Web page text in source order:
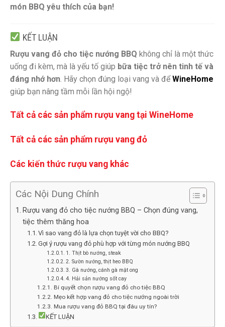
món BBQ yêu thích của bạn!
KẾT LUẬN
Rượu vang đỏ cho tiệc nướng BBQ không chỉ là một thức
uống đi kèm, mà là yếu tố giúp bữa tiệc trở nên tinh tế và
đáng nhớ hơn . Hãy chọn đúng loại vang và đểWineHome
giúp bạn nâng tầm mỗi lần hội ngộ!
Tất cả các sản phẩm rượu vang tại WineHome
Tất cả các sản phẩm rượu vang đỏ
Các kiến thức rượu vang khác
Các Nội Dung Chính
Rượu vang đỏ cho tiệc nướng BBQ – Chọn đúng vang,
tiệc thêm thăng hoa
Vì sao vang đỏ là lựa chọn tuyệt vời cho BBQ?
Gợi ý rượu vang đỏ phù hợp với từng món nướng BBQ
1. Thịt bò nướng, steak
2. Sườn nướng, thịt heo BBQ
3. Gà nướng, cánh gà mật ong
4. Hải sản nướng sốt cay
Bí quyết chọn rượu vang đỏ cho tiệc BBQ
Mẹo kết hợp vang đỏ cho tiệc nướng ngoài trời
Mua rượu vang đỏ BBQ tại đâu uy tín?
KẾT LUẬN